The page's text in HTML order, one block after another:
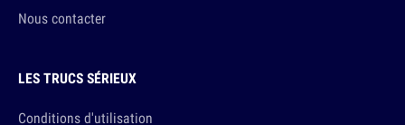
Nous contacter
LES TRUCS SÉRIEUX
Conditions d'utilisation